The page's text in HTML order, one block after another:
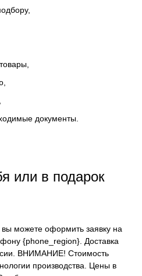
документы.
или в подарок
вы можете оформить заявку на
{phone_region}. Доставка
ВНИМАНИЕ! Стоимость
производства. Цены в